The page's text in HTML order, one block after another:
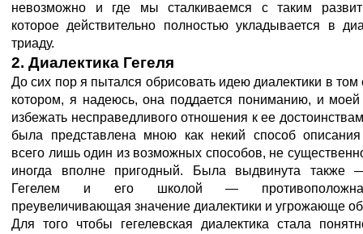
невозможно и где мы сталкиваемся с таким
которое действительно полностью укладывается в
триаду.
2. Диалектика Гегеля
До сих пор я пытался обрисовать идею диалектики в
котором, я надеюсь, она поддается пониманию, и
избежать несправедливого отношения к ее
была представлена мною как некий способ
всего лишь один из возможных способов, не
иногда вполне пригодный. Была выдвинута также
Гегелем и его школой —
преувеличивающая значение диалектики и угрожающе
Для того чтобы гегелевская диалектика стала